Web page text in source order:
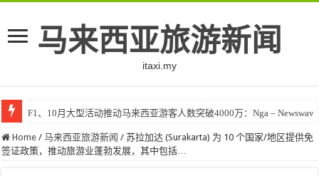
马来西亚旅游新闻
itaxi.my
F1、10月大型活动推动马来西亚游客人数突破4000万：Nga – Newswav
Home / 马来西亚旅游新闻 / 苏拉加达 (Surakarta) 为 10 个国家/地区提供免
签证政策，推动旅游业蓬勃发展，其中包括…